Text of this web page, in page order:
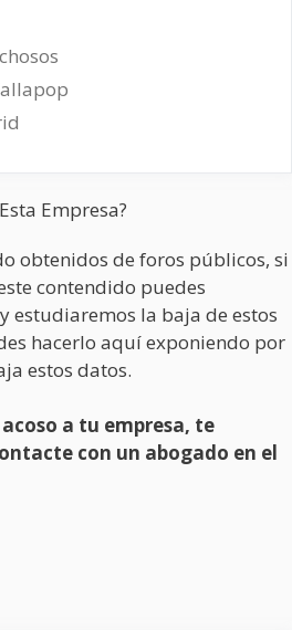
Empresa?
obtenidos de foros públicos, si
contendido puedes
estudiaremos la baja de estos
hacerlo aquí exponiendo por
estos datos.
a tu empresa, te
con un abogado en el